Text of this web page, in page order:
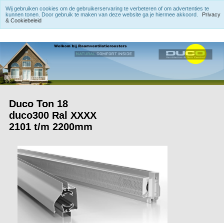
Duco Ton 18
duco300 Ral XXXX
2101 t/m 2200mm
Wij gebruiken cookies om de gebruikerservaring te verbeteren of om advertenties te
kunnen tonen. Door gebruik te maken van deze website ga je hiermee akkoord.
Privacy
& Cookiebeleid